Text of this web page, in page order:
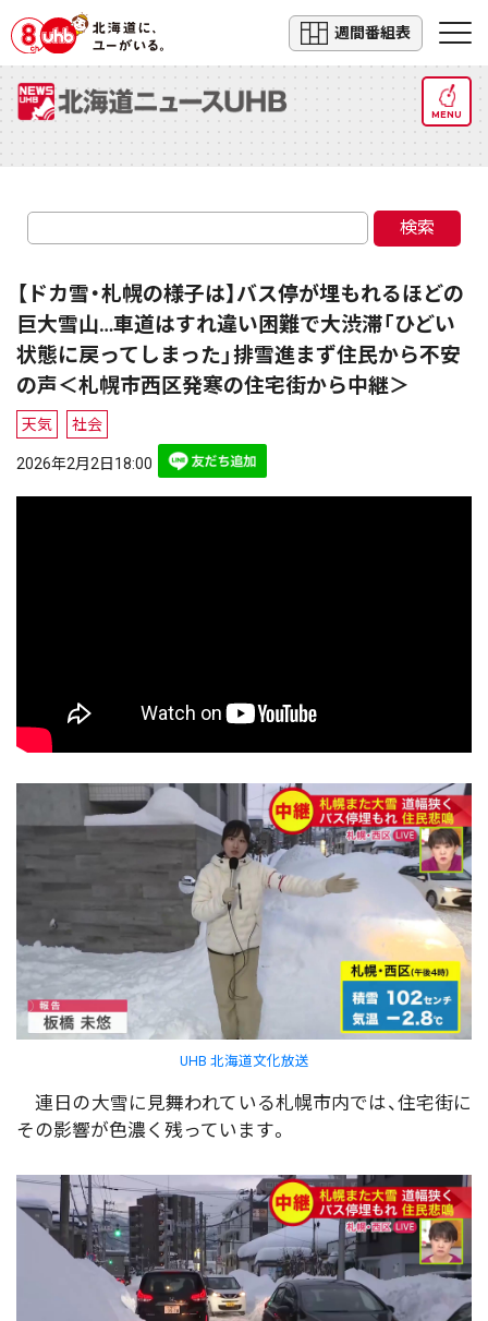
週間番組表
MENU
検索
【ドカ雪・札幌の様子は】バス停が埋もれるほどの
巨大雪山…車道はすれ違い困難で大渋滞「ひどい
状態に戻ってしまった」排雪進まず住民から不安
の声＜札幌市西区発寒の住宅街から中継＞
天気 社会
2026年2月2日18:00
UHB 北海道文化放送
連日の大雪に見舞われている札幌市内では、住宅街に
その影響が色濃く残っています。